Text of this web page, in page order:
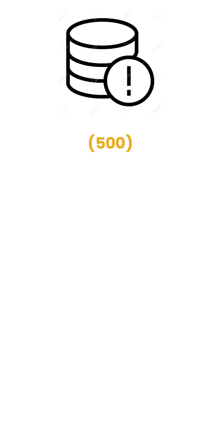
(500)